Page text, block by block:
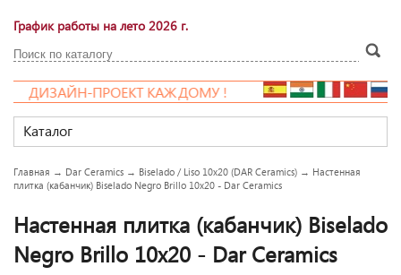
График работы на лето 2026 г.
ДИЗАЙН-ПРОЕКТ КАЖДОМУ !
Каталог
Главная → Dar Ceramics → Biselado / Liso 10x20 (DAR Ceramics) → Настенная
плитка (кабанчик) Biselado Negro Brillo 10x20 - Dar Ceramics
Настенная плитка (кабанчик) Biselado
Negro Brillo 10x20 - Dar Ceramics